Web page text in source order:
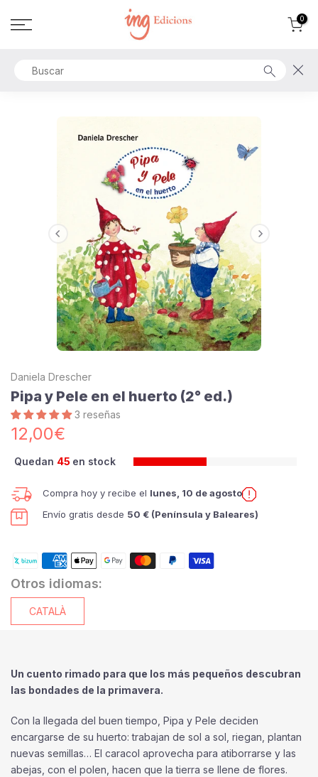
al
0
Daniela Drescher
Pipa y Pele en el huerto (2° ed.)
3 reseñas
12,00€
Quedan 45 en stock
Compra hoy y recibe el lunes, 10 de agosto
Envío gratis desde 50 € (Península y Baleares)
Otros idiomas:
CATALÀ
Un cuento rimado para que los más pequeños descubran
las bondades de la primavera.
Con la llegada del buen tiempo, Pipa y Pele deciden
encargarse de su huerto: trabajan de sol a sol, riegan, plantan
nuevas semillas… El caracol aprovecha para atiborrarse y las
abejas, con el polen, hacen que la tierra se llene de flores.